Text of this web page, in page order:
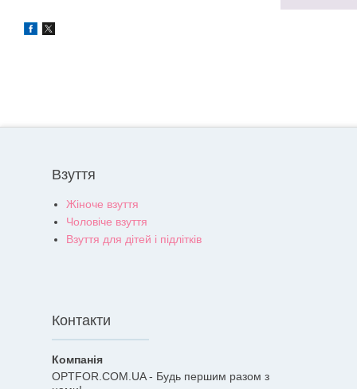
Взуття
Жіноче взуття
Чоловіче взуття
Взуття для дітей і підлітків
Контакти
OPTFOR.COM.UA - Будь першим разом з